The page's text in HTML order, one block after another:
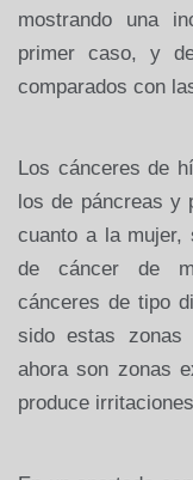
mostrando una
primer caso, y
comparados con
Los cánceres de
los de páncreas y
cuanto a la mujer,
de
cáncer de
cánceres de tipo
sido estas
ahora son zonas
produce irritaciones